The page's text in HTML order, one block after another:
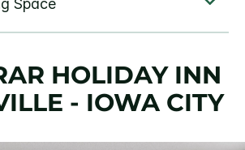
HOLIDAY INN
- IOWA CITY